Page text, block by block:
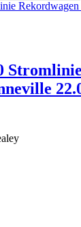
Stromlinie